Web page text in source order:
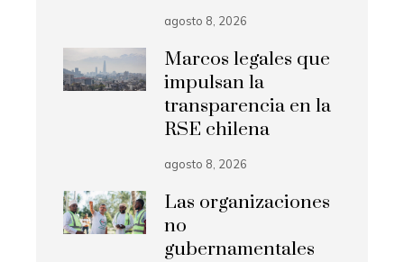
agosto 8, 2026
Marcos legales que
impulsan la
transparencia en la
RSE chilena
agosto 8, 2026
Las organizaciones
no
gubernamentales